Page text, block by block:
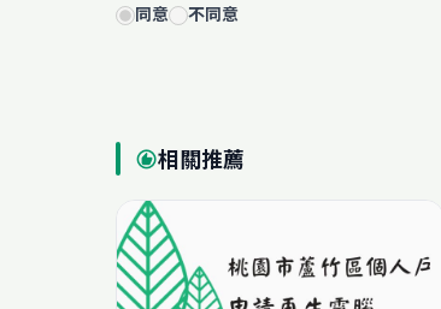
同意 不同意
recommend相關推薦